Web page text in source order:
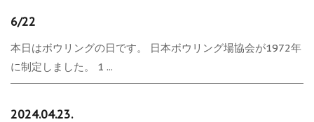
6/22
本日はボウリングの日です。 日本ボウリング場協会が1972年
に制定しました。 1 ...
2024.04.23.